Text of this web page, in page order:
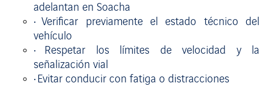
adelantan en Soacha
•Verificar previamente el estado técnico del
vehículo
• Respetar los límites de velocidad y la
señalización vial
• Evitar conducir con fatiga o distracciones